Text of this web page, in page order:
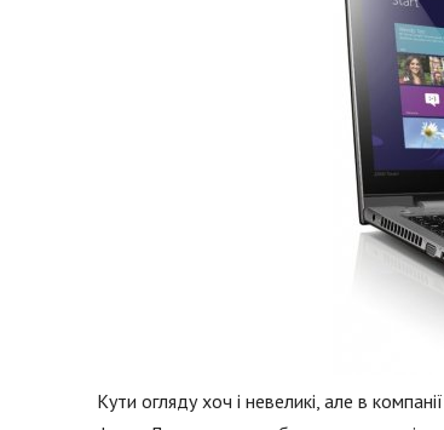
Кути огляду хоч і невеликі, але в